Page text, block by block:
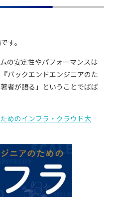
す。
の安定性やパフォーマンスは
バックエンドエンジニアのた
者が語る」ということでばば
めのインフラ・クラウド大